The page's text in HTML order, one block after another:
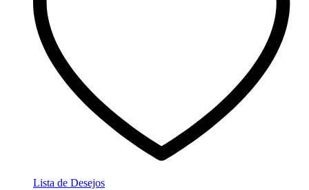
Lista de Desejos